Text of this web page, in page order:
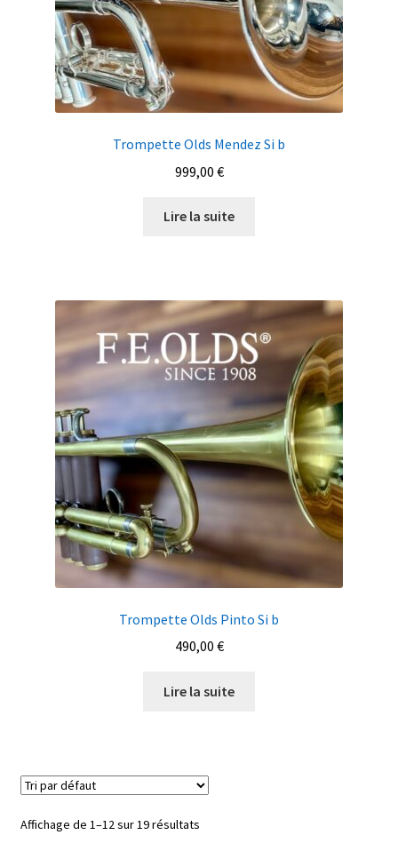
Trompette Olds Mendez Si b
999,00 €
Lire la suite
Trompette Olds Pinto Si b
490,00 €
Lire la suite
Affichage de 1–12 sur 19 résultats